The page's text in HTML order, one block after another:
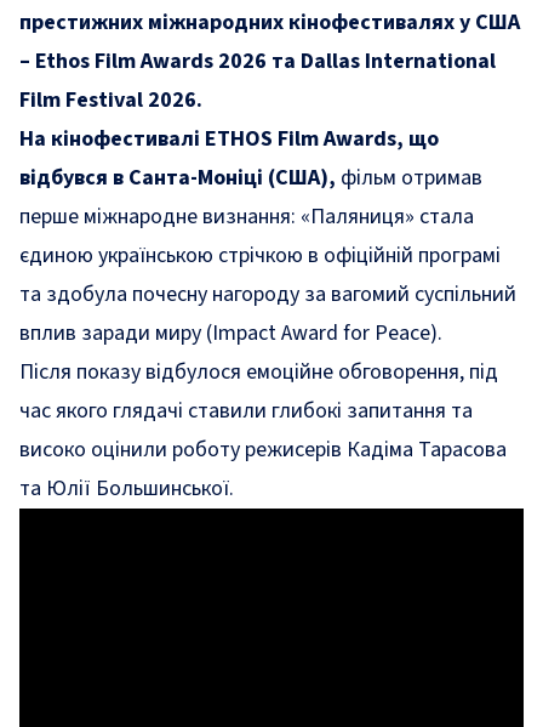
престижних міжнародних кінофестивалях у США
– Ethos Film Awards 2026 та Dallas International
Film Festival 2026.
На кінофестивалі ETHOS Film Awards, що
відбувся в Санта-Моніці (США), фільм отримав
перше міжнародне визнання: «Паляниця» стала
єдиною українською стрічкою в офіційній програмі
та здобула почесну нагороду за вагомий суспільний
вплив заради миру (Impact Award for Peace).
Після показу відбулося емоційне обговорення, під
час якого глядачі ставили глибокі запитання та
високо оцінили роботу режисерів Кадіма Тарасова
та Юлії Большинської.